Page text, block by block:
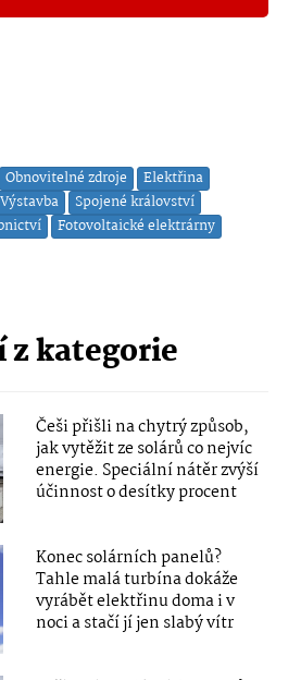
Obnovitelné zdroje
Elektřina
Výstavba
Spojené království
Fotovoltaické elektrárny
kategorie
Češi přišli na chytrý způsob,
jak vytěžit ze solárů co nejvíc
energie. Speciální nátěr zvýší
účinnost o desítky procent
Konec solárních panelů?
Tahle malá turbína dokáže
vyrábět elektřinu doma i v
noci a stačí jí jen slabý vítr